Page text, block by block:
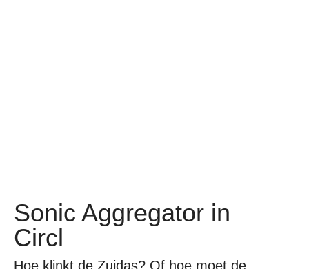
Sonic Aggregator in
Circl
Hoe klinkt de Zuidas? Of hoe moet de